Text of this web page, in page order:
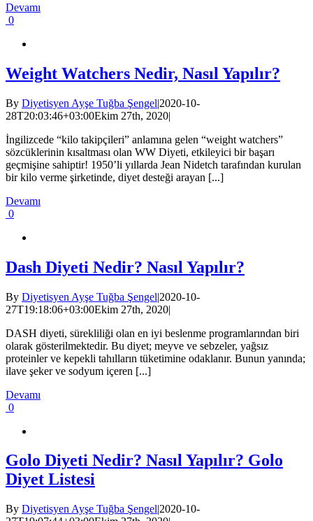
Devamı
0
Weight Watchers Nedir, Nasıl Yapılır?
By Diyetisyen Ayşe Tuğba Şengel|2020-10-
28T20:03:46+03:00Ekim 27th, 2020|
İngilizcede “kilo takipçileri” anlamına gelen “weight watchers”
sözcüklerinin kısaltması olan WW Diyeti, etkileyici bir başarı
geçmişine sahiptir! 1950’li yıllarda Jean Nidetch tarafından kurulan
bir kilo verme şirketinde, diyet desteği arayan [...]
Devamı
0
Dash Diyeti Nedir? Nasıl Yapılır?
By Diyetisyen Ayşe Tuğba Şengel|2020-10-
27T19:18:06+03:00Ekim 27th, 2020|
DASH diyeti, sürekliliği olan en iyi beslenme programlarından biri
olarak gösterilmektedir. Bu diyet; meyve ve sebzeler, yağsız
proteinler ve kepekli tahılların tüketimine odaklanır. Bunun yanında;
ilave şeker ve sodyum içeren [...]
Devamı
0
Golo Diyeti Nedir? Nasıl Yapılır? Golo
Diyet Listesi
By Diyetisyen Ayşe Tuğba Şengel|2020-10-